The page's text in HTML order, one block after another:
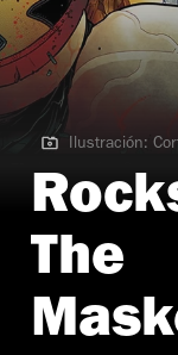
Ilustración: Cortesía
Ilustración:
The